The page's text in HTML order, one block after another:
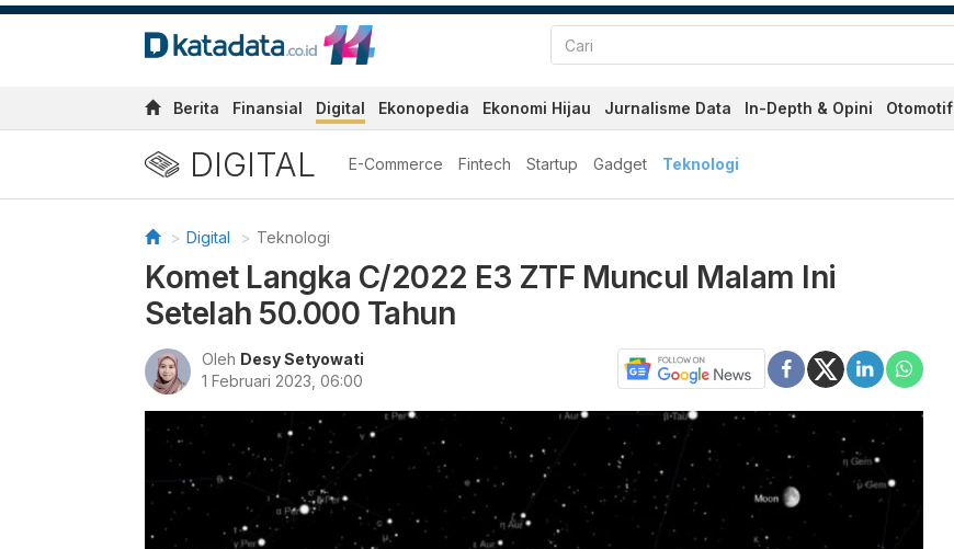
Berita Finansial Digital Ekonopedia Ekonomi Hijau Jurnalisme Data In-Depth & Opini Otomotif
DIGITAL E-Commerce Fintech Startup Gadget Teknologi
Digital Teknologi
Komet Langka C/2022 E3 ZTF Muncul Malam Ini
Setelah 50.000 Tahun
Oleh Desy Setyowati
1 Februari 2023, 06:00